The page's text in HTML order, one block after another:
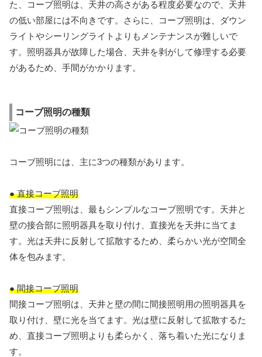
た、コーブ照明は、天井の高さがある程度必要なので、天井
の低い部屋には不向きです。さらに、コーブ照明は、ダウン
ライトやシーリングライトよりもメンテナンスが難しいで
す。照明器具が故障した場合、天井を剥がして修理する必要
があるため、手間がかかります。
コーブ照明の種類
コーブ照明には、主に3つの種類があります。
● 直接コーブ照明
直接コーブ照明は、最もシンプルなコーブ照明です。天井と
壁の接合部に照明器具を取り付け、直接光を天井に当てま
す。光は天井に反射して拡散するため、柔らかい光が空間全
体を包みます。
● 間接コーブ照明
間接コーブ照明は、天井と壁の間に間接照明用の照明器具を
取り付け、壁に光を当てます。光は壁に反射して拡散するた
め、直接コーブ照明よりも柔らかく、落ち着いた光になりま
す。